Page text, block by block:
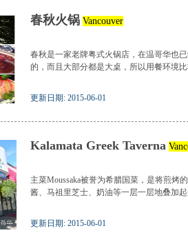
春秋火锅 Vancouver
春秋是一家老牌粤式火锅店，在温哥华也
的，而且大部分都是大桌，所以用餐环境
更新日期: 2015-06-01
Kalamata Greek Taverna
主菜Moussaka被誉为希腊国菜，是将煎烤
酱、马祖里芝士、奶油等一层一层地叠加
更新日期: 2015-06-01